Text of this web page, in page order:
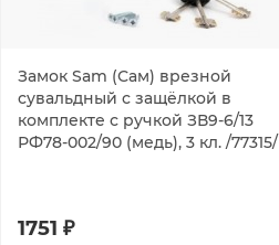
Замок Sam (Сам) врезной
сувальдный с защёлкой в
комплекте с ручкой ЗВ9-6/13
РФ78-002/90 (медь), 3 кл. /77315/
1751 ₽